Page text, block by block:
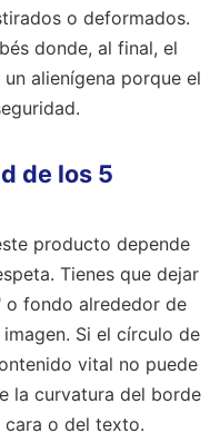
o deformados.
donde, al final, el
alienígena porque el
de los 5
producto depende
Tienes que dejar
o fondo alrededor de
Si el círculo de
vital no puede
la curvatura del borde
o del texto.